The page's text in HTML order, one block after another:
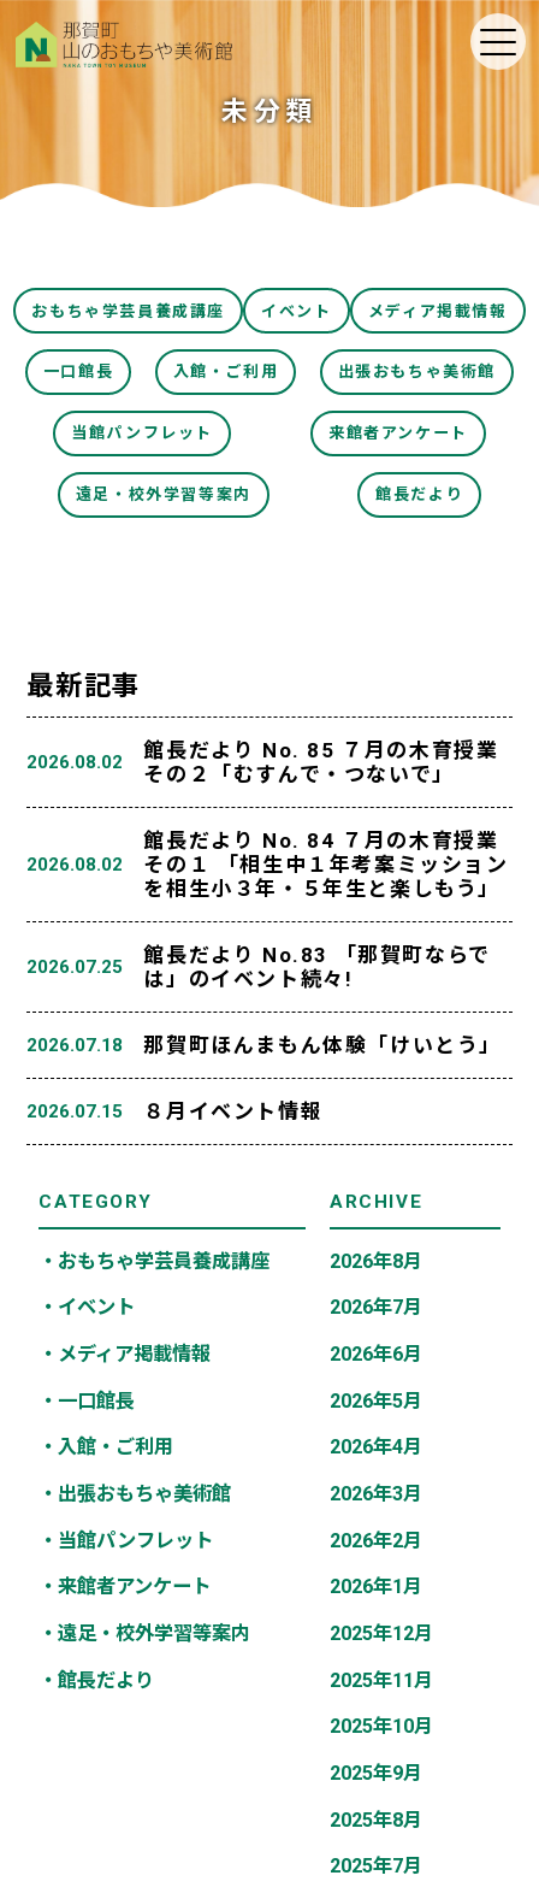
toggle
未分類
おもちゃ学芸員養成講座 イベント メディア掲載情報
一口館長 入館・ご利用 出張おもちゃ美術館
当館パンフレット 来館者アンケート
遠足・校外学習等案内 館長だより
最新記事
2026.08.02
館長だより No. 85 ７月の木育授業
その２「むすんで・つないで」
2026.08.02
館長だより No. 84 ７月の木育授業
その１ 「相生中１年考案ミッション
を相生小３年・５年生と楽しもう」
2026.07.25
館長だより No.83 「那賀町ならで
は」のイベント続々!
2026.07.18 那賀町ほんまもん体験「けいとう」
2026.07.15 ８月イベント情報
CATEGORY
・おもちゃ学芸員養成講座
・イベント
・メディア掲載情報
・一口館長
・入館・ご利用
・出張おもちゃ美術館
・当館パンフレット
・来館者アンケート
・遠足・校外学習等案内
・館長だより
ARCHIVE
2026年8月
2026年7月
2026年6月
2026年5月
2026年4月
2026年3月
2026年2月
2026年1月
2025年12月
2025年11月
2025年10月
2025年9月
2025年8月
2025年7月